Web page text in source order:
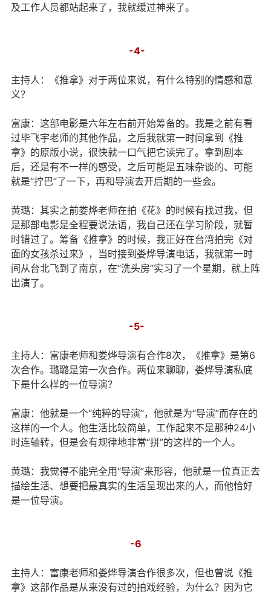
及工作人员都站起来了，我就缓过神来了。
-4-
主持人：《推拿》对于两位来说，有什么特别的情感和意
义？
富康：这部电影是六年左右前开始筹备的。我是之前有看
过毕飞宇老师的其他作品，之后我就第一时间拿到《推
拿》的原版小说，很快就一口气把它读完了。拿到剧本
后，还是有不一样的感受，之后可能是五味杂谈的、可能
就是“拧巴”了一下，再和导演去开后期的一些会。
黄璐：其实之前娄烨老师在拍《花》的时候有找过我，但
是那部电影是全程要说法语，我自己还在学习阶段，就暂
时错过了。筹备《推拿》的时候，我正好在台湾拍完《对
面的女孩杀过来》，当时接到娄烨导演电话，我就第一时
间从台北飞到了南京，在“洗头房”实习了一个星期，就上阵
出演了。
-5-
主持人：富康老师和娄烨导演有合作8次，《推拿》是第6
次合作。璐璐是第一次合作。两位来聊聊，娄烨导演私底
下是什么样的一位导演？
富康：他就是一个“纯粹的导演”，他就是为“导演”而存在的
这样的一个人。他生活比较简单，工作起来不是那种24小
时连轴转，但是会有规律地非常“拼”的这样的一个人。
黄璐：我觉得不能完全用“导演”来形容，他就是一位真正去
描绘生活、想要把最真实的生活呈现出来的人，而他恰好
是一位导演。
-6
主持人：富康老师和娄烨导演合作很多次，但也曾说《推
拿》这部作品是从来没有过的拍戏经验，为什么？因为它